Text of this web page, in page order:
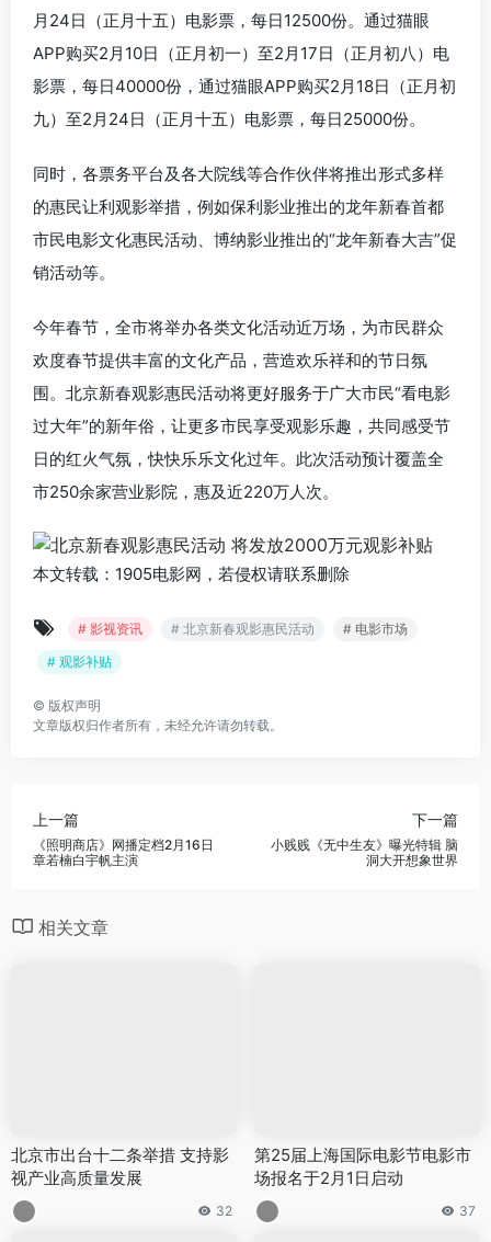
月24日（正月十五）电影票，每日12500份。通过猫眼
APP购买2月10日（正月初一）至2月17日（正月初八）电
影票，每日40000份，通过猫眼APP购买2月18日（正月初
九）至2月24日（正月十五）电影票，每日25000份。
同时，各票务平台及各大院线等合作伙伴将推出形式多样
的惠民让利观影举措，例如保利影业推出的龙年新春首都
市民电影文化惠民活动、博纳影业推出的“龙年新春大吉”促
销活动等。
今年春节，全市将举办各类文化活动近万场，为市民群众
欢度春节提供丰富的文化产品，营造欢乐祥和的节日氛
围。北京新春观影惠民活动将更好服务于广大市民“看电影
过大年”的新年俗，让更多市民享受观影乐趣，共同感受节
日的红火气氛，快快乐乐文化过年。此次活动预计覆盖全
市250余家营业影院，惠及近220万人次。
本文转载：1905电影网，若侵权请联系删除
# 影视资讯 # 北京新春观影惠民活动
# 电影市场
# 观影补贴
© 版权声明
文章版权归作者所有，未经允许请勿转载。
上一篇
《照明商店》网播定档2月16日
章若楠白宇帆主演
下一篇
小贱贱《无中生友》曝光特辑 脑
洞大开想象世界
相关文章
北京市出台十二条举措 支持影
视产业高质量发展
32
第25届上海国际电影节电影市
场报名于2月1日启动
37